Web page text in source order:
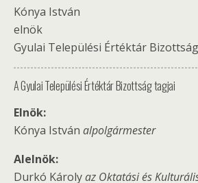
Kónya István
elnök
Gyulai Települési Értéktár Bizottság
A Gyulai Települési Értéktár Bizottság tagjai
Elnök:
Kónya István alpolgármester
Alelnök:
Durkó Károlyaz Oktatási és